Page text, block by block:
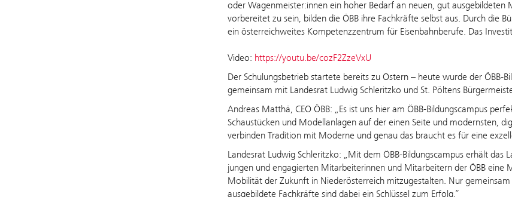
oder Wagenmeister:innen ein hoher Bedarf an neuen, gut
vorbereitet zu sein, bilden die ÖBB ihre Fachkräfte selbst aus. Durch die
ein österreichweites Kompetenzzentrum für Eisenbahnberufe. Das
Video: https://youtu.be/cozF2ZzeVxU
Der Schulungsbetrieb startete bereits zu Ostern – heute wurde der ÖBB-
gemeinsam mit Landesrat Ludwig Schleritzko und St. Pöltens
Andreas Matthä, CEO ÖBB: „Es ist uns hier am ÖBB-Bildungscampus
Schaustücken und Modellanlagen auf der einen Seite und modernsten,
verbinden Tradition mit Moderne und genau das braucht es für eine
Landesrat Ludwig Schleritzko: „Mit dem ÖBB-Bildungscampus erhält
jungen und engagierten Mitarbeiterinnen und Mitarbeitern der ÖBB
Mobilität der Zukunft in Niederösterreich mitzugestalten. Nur
ausgebildete Fachkräfte sind dabei ein Schlüssel zum Erfolg.“